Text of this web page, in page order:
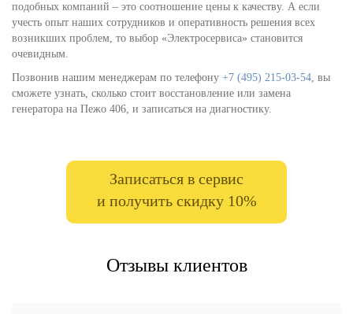
подобных компаний – это соотношение цены к качеству. А если
учесть опыт наших сотрудников и оперативность решения всех
возникших проблем, то выбор «Электросервиса» становится
очевидным.
Позвонив нашим менеджерам по телефону +7 (495) 215-03-54, вы
сможете узнать, сколько стоит восстановление или замена
генератора на Пежо 406, и записаться на диагностику.
Записаться в сервис
и получить скидку 10%
Отзывы клиентов